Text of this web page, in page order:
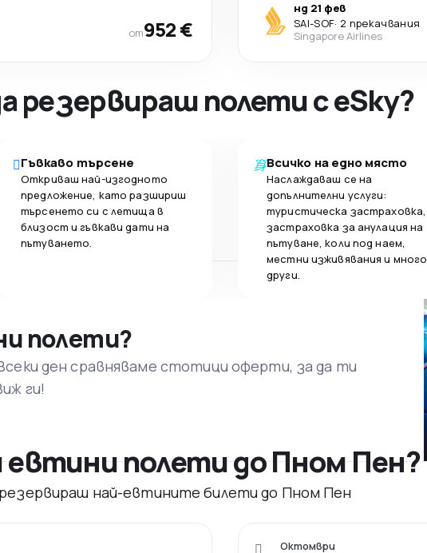
от952 €
нд 21 фев
SAI-SOF· 2 прекачвания
Singapore Airlines
резервираш полети с eSky?
Гъвкаво търсене
Откриваш най-изгодното
предложение, като разшириш
търсенето си с летища в
близост и гъвкави дати на
пътуването.
Всичко на едно място
Наслаждаваш се на
допълнителни услуги:
туристическа застраховка,
застраховка за анулация на
пътуване, коли под наем,
местни изживявания и много
други.
полети?
ден сравняваме стотици оферти, за да ти
ги!
полети до Пном Пен?
резервираш най-евтините билети до Пном Пен
Октомври